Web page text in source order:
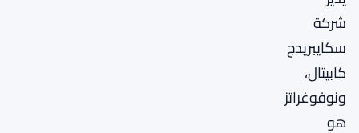
شركة
سكايبريدج
كابيتال،
ونوفوغراتز
هو